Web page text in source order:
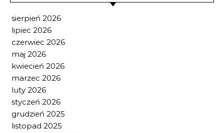
sierpień 2026
lipiec 2026
czerwiec 2026
maj 2026
kwiecień 2026
marzec 2026
luty 2026
styczeń 2026
grudzień 2025
listopad 2025